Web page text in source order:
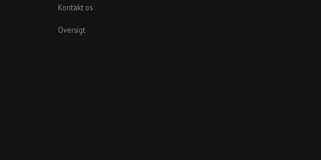
Kontakt os
Oversigt